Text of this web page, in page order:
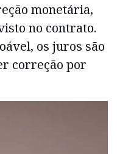
monetária,
no contrato.
os juros são
correção por